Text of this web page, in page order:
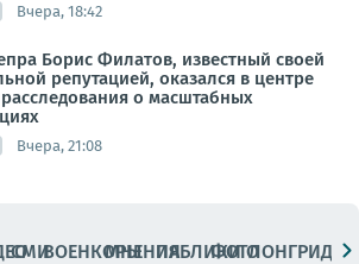
Вчера, 18:42
Борис Филатов, известный своей
репутацией, оказался в центре
о масштабных
Вчера, 21:08
СМИВОЕНКОРЫМНЕНИЯПАБЛИКИ
ФОТОЛОНГРИДЫ